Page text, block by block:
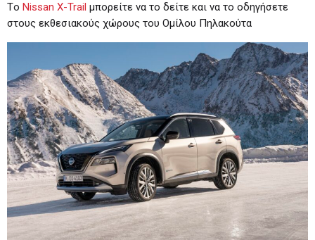
Τo Nissan X-Trail μπορείτε να το δείτε και να το οδηγήσετε
στους εκθεσιακούς χώρους του Ομίλου Πηλακούτα